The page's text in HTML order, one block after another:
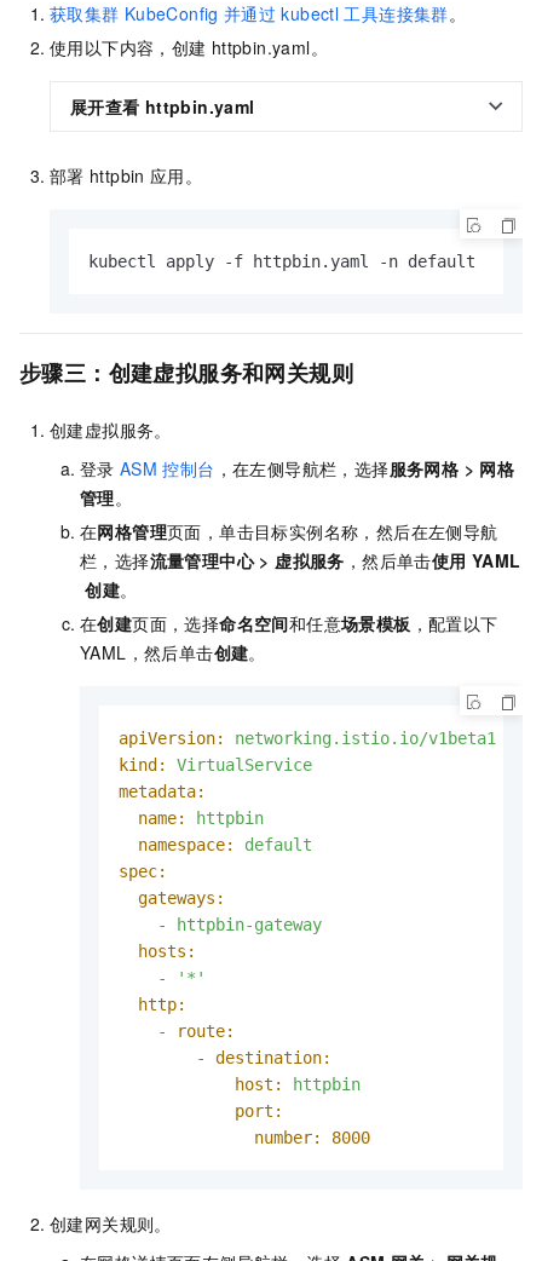
获取集群 KubeConfig 并通过 kubectl 工具连接集群。
使用以下内容，创建 httpbin.yaml。
展开查看 httpbin.yaml
部署 httpbin 应用。
kubectl apply -f httpbin.yaml -n default
步骤三：创建虚拟服务和网关规则
创建虚拟服务。
登录 ASM 控制台 ，在左侧导航栏，选择服务网格 > 网格
管理。
在网格管理页面，单击目标实例名称，然后在左侧导航
栏，选择流量管理中心> 虚拟服务 ，然后单击使用 YAML
创建。
在创建页面，选择命名空间和任意场景模板 ，配置以下
YAML，然后单击创建。
apiVersion:
networking.istio.io/v1beta1
kind:
VirtualService
metadata:
name:
httpbin
namespace:
default
spec:
gateways:
-
httpbin-gateway
hosts:
-
'*'
http:
-
route:
-
destination:
host:
httpbin
port:
number:
8000
创建网关规则。